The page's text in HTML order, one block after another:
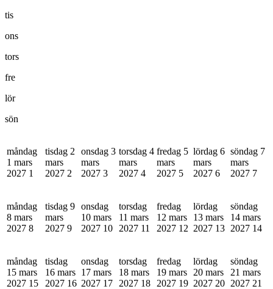
tis
ons
tors
fre
lör
sön
måndag
1 mars
2027 1
tisdag 2
mars
2027 2
onsdag 3
mars
2027 3
torsdag 4
mars
2027 4
fredag 5
mars
2027 5
lördag 6
mars
2027 6
söndag 7
mars
2027 7
måndag
8 mars
2027 8
tisdag 9
mars
2027 9
onsdag
10 mars
2027 10
torsdag
11 mars
2027 11
fredag
12 mars
2027 12
lördag
13 mars
2027 13
söndag
14 mars
2027 14
måndag
15 mars
2027 15
tisdag
16 mars
2027 16
onsdag
17 mars
2027 17
torsdag
18 mars
2027 18
fredag
19 mars
2027 19
lördag
20 mars
2027 20
söndag
21 mars
2027 21